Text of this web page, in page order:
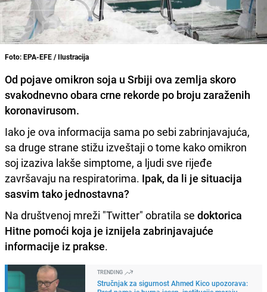
Foto: EPA-EFE / Ilustracija
Od pojave omikron soja u Srbiji ova zemlja skoro
svakodnevno obara crne rekorde po broju zaraženih
koronavirusom.
Iako je ova informacija sama po sebi zabrinjavajuća,
sa druge strane stižu izveštaji o tome kako omikron
soj izaziva lakše simptome, a ljudi sve rijeđe
završavaju na respiratorima. Ipak, da li je situacija
sasvim tako jednostavna?
Na društvenoj mreži "Twitter" obratila se doktorica
Hitne pomoći koja je iznijela zabrinjavajuće
informacije iz prakse.
TRENDING
Stručnjak za sigurnost Ahmed Kico upozorava: